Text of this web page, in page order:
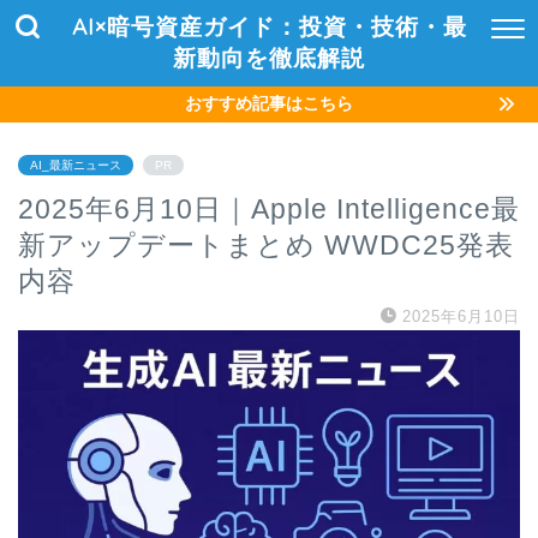
AI×暗号資産ガイド：投資・技術・最
新動向を徹底解説
おすすめ記事はこちら
AI_最新ニュース PR
2025年6月10日｜Apple Intelligence最
新アップデートまとめ WWDC25発表
内容
2025年6月10日